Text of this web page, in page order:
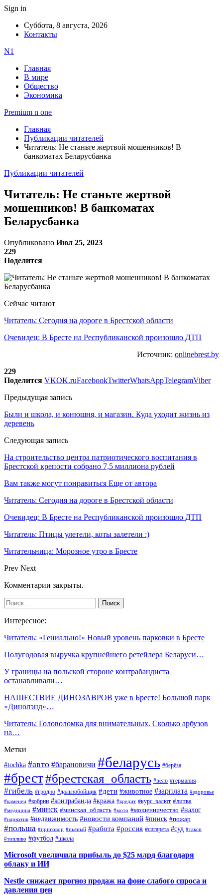
Sign in
Суббота, 8 августа, 2026
Контакты
N1
Главная
В мире
Общество
Экономика
Premium n one
Главная
Публикации читателей
Читатель: Не станьте жертвой мошенников! В
банкоматах Беларусбанка
Публикации читателей
Читатель: Не станьте жертвой
мошенников! В банкоматах
Беларусбанка
Опубликовано Июл 25, 2023
229
Поделится
Сейчас читают
Читатель: Сегодня на дороге в Брестской области
Очевидец: В Бресте на Республиканской произошло ДТП
Источник: onlinebrest.by
229
Поделится VKOK.ruFacebookTwitterWhatsAppTelegramViber
Предыдущая запись
Были и школа, и конюшня, и магазин. Куда уходит жизнь из
деревень
Следующая запись
На строительство центра патриотического воспитания в
Брестской крепости собрано 7,5 миллиона рублей
Вам также могут понравиться Еще от автора
Читатель: Сегодня на дороге в Брестской области
Очевидец: В Бресте на Республиканской произошло ДТП
Читатель: Птицы улетели, коты залетели :)
Читательница: Морозное утро в Бресте
Prev Next
Комментарии закрыты.
Интересное:
Читатель: «Гениально!» Новый уровень парковки в Бресте
Полугодовая выручка крупнейшего ретейлера Беларуси…
У границы на польской стороне контрабандиста
останавливали…
НАШЕСТВИЕ ДИНОЗАВРОВ уже в Бресте! Большой парк
«Динолэнд»…
Читатель: Головоломка для внимательных. Сколько арбузов
на…
Метки
#tochka #авто #барановичи #беларусь #берёза
#брест#брестская_область #вело #германия
#гибель #гродно #дальнобойщик #дети #животное #зарплата #здоровье
#каменец #кобрин #контрабанда #кража #кредит #курс_валют #литва
#медицина #минск #минская_область #мото #мошенничество #налог
#наркотик #недвижимость #новости компаний #пинск #пожар
#польша #приговор #пьяный #работа #россия #сигарета #суд #такси
#топливо #футбол #школа
Microsoft увеличила прибыль до $25 млрд благодаря
облаку и ИИ
Nestle снижает прогноз продаж на фоне слабого спроса и
давления цен